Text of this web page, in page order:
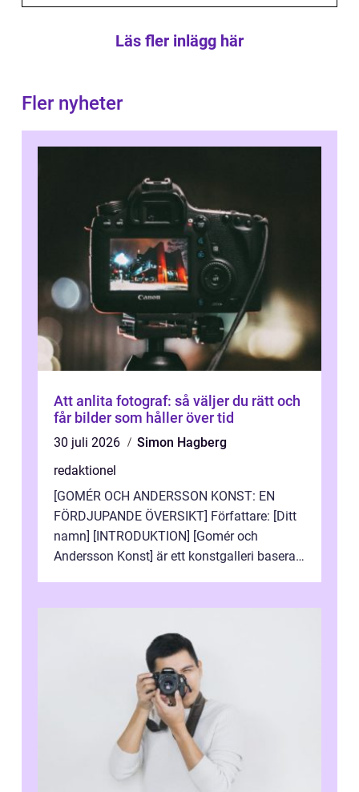
Läs fler inlägg här
Fler nyheter
Att anlita fotograf: så väljer du rätt och
får bilder som håller över tid
30 juli 2026
Simon Hagberg
redaktionel
[GOMÉR OCH ANDERSSON KONST: EN
FÖRDJUPANDE ÖVERSIKT] Författare: [Ditt
namn] [INTRODUKTION] [Gomér och
Andersson Konst] är ett konstgalleri baserat